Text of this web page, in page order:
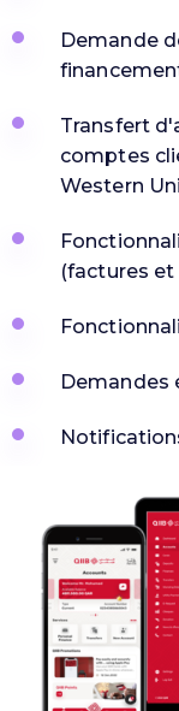
Demande
Transfert
comptes
Western
(factures et
Demandes